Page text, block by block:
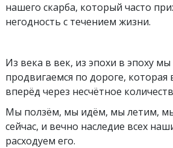
нашего скарба, который часто
негодность с течением жизни.
Из века в век, из эпохи в эпоху
продвигаемся по дороге, которая
вперёд через несчётное
Мы ползём, мы идём, мы летим,
сейчас, и вечно наследие всех
расходуем его.